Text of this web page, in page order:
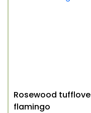
Rosewood tufflove
flamingo